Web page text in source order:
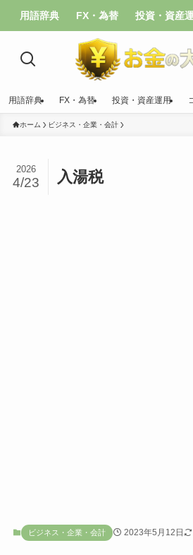
用語辞典 FX・為替 投資・資産
用語辞典 FX・為替 投資・資産運用
ホーム ビジネス・企業・会計
入湯税
2026
4/23
ビジネス・企業・会計 2023年5月12日